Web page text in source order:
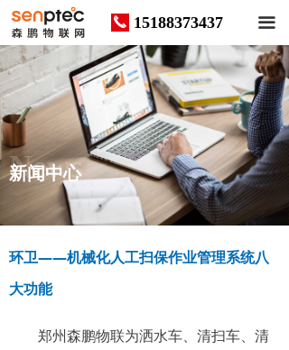
끀
끅 15188373437
环卫——机械化人工扫保作业管理系统八
大功能
郑州森鹏物联为洒水车、清扫车、清
News
新闻中心